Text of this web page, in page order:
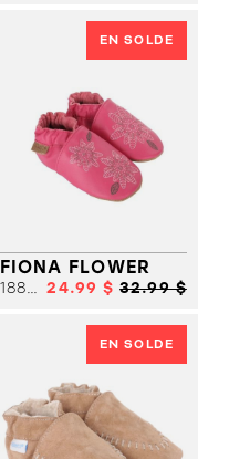
EN SOLDE
FIONA FLOWER
18852 24.99 $ 32.99 $
EN SOLDE